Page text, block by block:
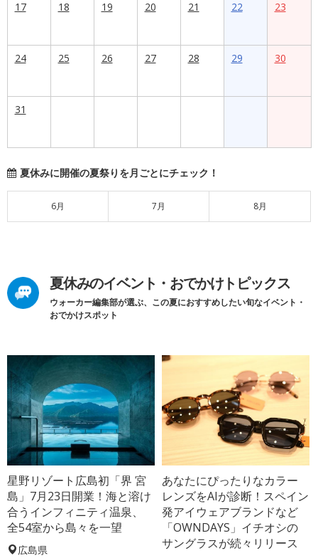
17 18 19 20 21 22 23
24 25 26 27 28 29 30
31
夏休みに開催の夏祭りを月ごとにチェック！
6月 7月 8月
夏休みのイベント・おでかけトピックス
ウォーカー編集部が選ぶ、この夏におすすめしたい旬なイベント・
おでかけスポット
星野リゾート広島初「界 宮
島」7月23日開業！海と溶け
合うインフィニティ温泉、
全54室から島々を一望
広島県
あなたにぴったりなカラー
レンズをAIが診断！スペイン
発アイウェアブランドなど
「OWNDAYS」イチオシの
サングラスが続々リリース